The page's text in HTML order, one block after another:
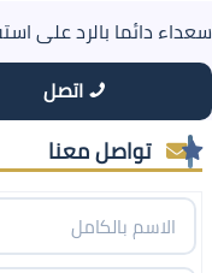
سعداء دائما بالرد على
اتصل
تواصل معنا